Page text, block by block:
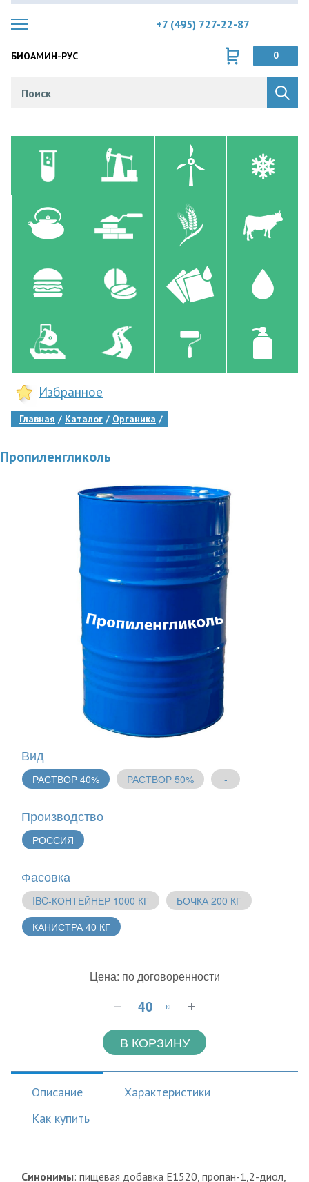
+7 (495) 727-22-87
БИОАМИН-РУС 0
Избранное
Главная Каталог Органика
Пропиленгликоль
Вид
РАСТВОР 40% РАСТВОР 50% -
Производство
РОССИЯ
Фасовка
IBC-КОНТЕЙНЕР 1000 КГ
БОЧКА 200 КГ
КАНИСТРА 40 КГ
Цена: по договоренности
кг
В КОРЗИНУ
Описание
Характеристики
Как купить
Синонимы: пищевая добавка E1520, пропан-1,2-диол,